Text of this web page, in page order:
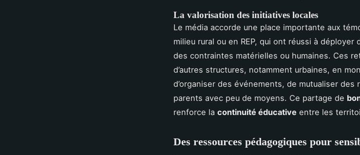
La valorisation des initiatives locales
Le média accorde une place importante aux
milieu rural ou en REP, qui ont réussi à
des contraintes matérielles ou humaines. Ces
d’autres structures, notamment urbaines, en
d’organiser des événements, de mutualiser
parents avec peu de moyens. Ce partage de
renforce la continuité éducative entre les
Des ressources pédagogiques pour